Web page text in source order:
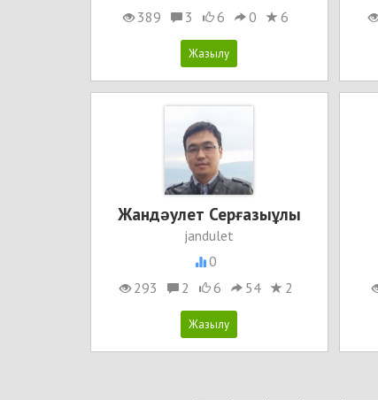
389
3 6 0 6
Жандəулет Серғазыұлы
jandulet
0
293
2 6 54 2